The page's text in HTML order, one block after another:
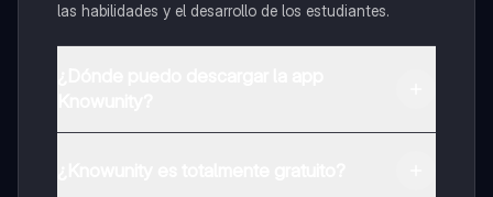
las habilidades y el desarrollo de los estudiantes.